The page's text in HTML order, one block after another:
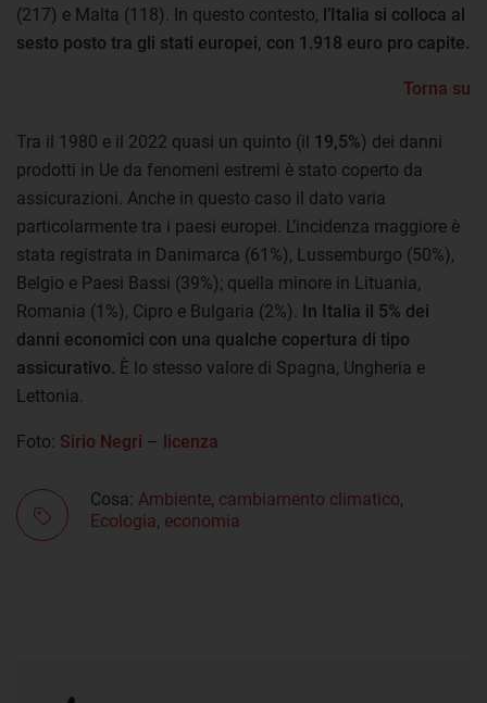
(217) e Malta (118). In questo contesto, l’Italia si colloca al
sesto posto tra gli stati europei, con 1.918 euro pro capite.
Torna su
Tra il 1980 e il 2022 quasi un quinto (il 19,5%) dei danni
prodotti in Ue da fenomeni estremi è stato coperto da
assicurazioni. Anche in questo caso il dato varia
particolarmente tra i paesi europei. L’incidenza maggiore è
stata registrata in Danimarca (61%), Lussemburgo (50%),
Belgio e Paesi Bassi (39%); quella minore in Lituania,
Romania (1%), Cipro e Bulgaria (2%). In Italia il 5% dei
danni economici con una qualche copertura di tipo
assicurativo. È lo stesso valore di Spagna, Ungheria e
Lettonia.
Foto: Sirio Negri – licenza
Cosa: Ambiente, cambiamento climatico,
Ecologia, economia